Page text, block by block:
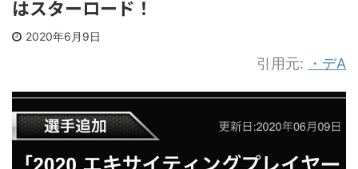
はスターロード！
2020年6月9日
引用元: ・デA